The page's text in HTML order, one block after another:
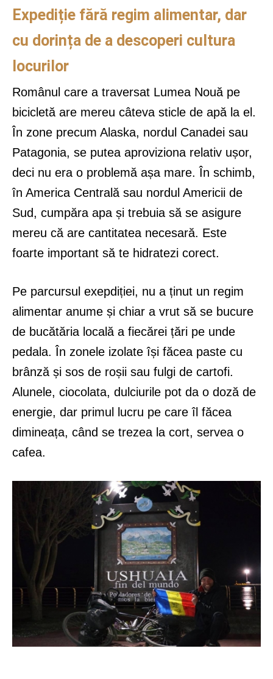
Expediție fără regim alimentar, dar
cu dorința de a descoperi cultura
locurilor
Românul care a traversat Lumea Nouă pe
bicicletă are mereu câteva sticle de apă la el.
În zone precum Alaska, nordul Canadei sau
Patagonia, se putea aproviziona relativ ușor,
deci nu era o problemă așa mare. În schimb,
în America Centrală sau nordul Americii de
Sud, cumpăra apa și trebuia să se asigure
mereu că are cantitatea necesară. Este
foarte important să te hidratezi corect.
Pe parcursul exepdiției, nu a ținut un regim
alimentar anume și chiar a vrut să se bucure
de bucătăria locală a fiecărei țări pe unde
pedala. În zonele izolate își făcea paste cu
brânză și sos de roșii sau fulgi de cartofi.
Alunele, ciocolata, dulciurile pot da o doză de
energie, dar primul lucru pe care îl făcea
dimineața, când se trezea la cort, servea o
cafea.